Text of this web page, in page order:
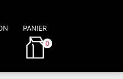
PANIER
0